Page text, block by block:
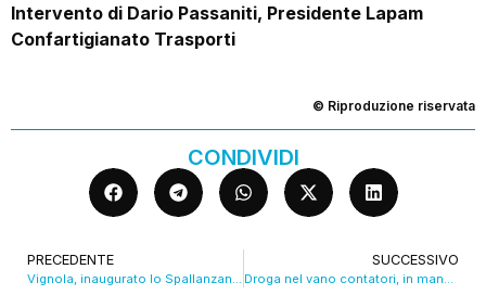
Intervento di Dario Passaniti, Presidente Lapam
Confartigianato Trasporti
© Riproduzione riservata
CONDIVIDI
PRECEDENTE
Vignola, inaugurato lo Spallanzani: una nuova scuola grazie al Pnrr. VIDEO
SUCCESSIVO
Droga nel vano contatori, in manette 18enne